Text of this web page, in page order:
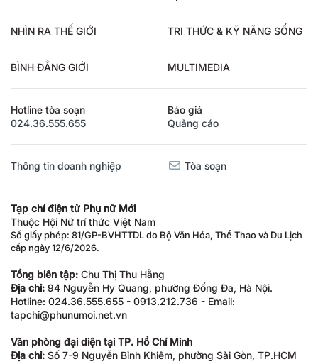
NHÌN RA THẾ GIỚI TRI THỨC & KỸ NĂNG SỐNG
BÌNH ĐẲNG GIỚI MULTIMEDIA
Hotline tòa soạn
024.36.555.655
Báo giá
Quảng cáo
Thông tin doanh nghiệp Tòa soạn
Tạp chí điện tử Phụ nữ Mới
Thuộc Hội Nữ trí thức Việt Nam
Số giấy phép: 81/GP-BVHTTDL do Bộ Văn Hóa, Thể Thao và Du Lịch
cấp ngày 12/6/2026.
Tổng biên tập: Chu Thị Thu Hằng
Địa chỉ: 94 Nguyễn Hy Quang, phường Đống Đa, Hà Nội.
Hotline: 024.36.555.655 - 0913.212.736 - Email:
tapchi@phunumoi.net.vn
Văn phòng đại diện tại TP. Hồ Chí Minh
Địa chỉ: Số 7-9 Nguyễn Bỉnh Khiêm, phường Sài Gòn, TP.HCM